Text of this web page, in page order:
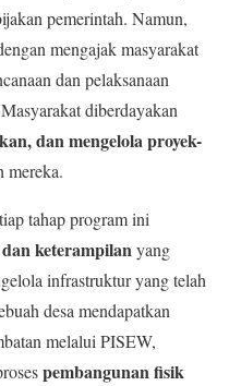
pemerintah. Namun,
mengajak masyarakat
dan pelaksanaan
diberdayakan
dan mengelola proyek-
mereka.
tahap program ini
keterampilanyang
infrastruktur yang telah
desa mendapatkan
melalui PISEW,
pembangunan fisik